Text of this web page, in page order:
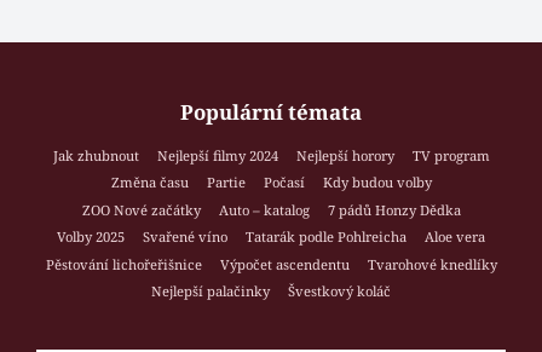
Populární témata
Jak zhubnout Nejlepší filmy 2024 Nejlepší horory
TV program
Změna času
Partie Počasí
Kdy budou volby
ZOO Nové začátky
Auto – katalog
7 pádů Honzy Dědka
Volby 2025
Svařené víno Tatarák podle Pohlreicha
Aloe vera
Pěstování lichořeřišnice
Výpočet ascendentu
Tvarohové knedlíky
Nejlepší palačinky
Švestkový koláč